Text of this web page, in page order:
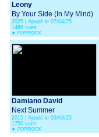
Leony
By Your Side (In My Mind)
2025 | Ajouté le 07/04/25
1468 vues
► POP/ROCK
Damiano David
Next Summer
2015 | Ajouté le 03/03/25
1750 vues
► POP/ROCK